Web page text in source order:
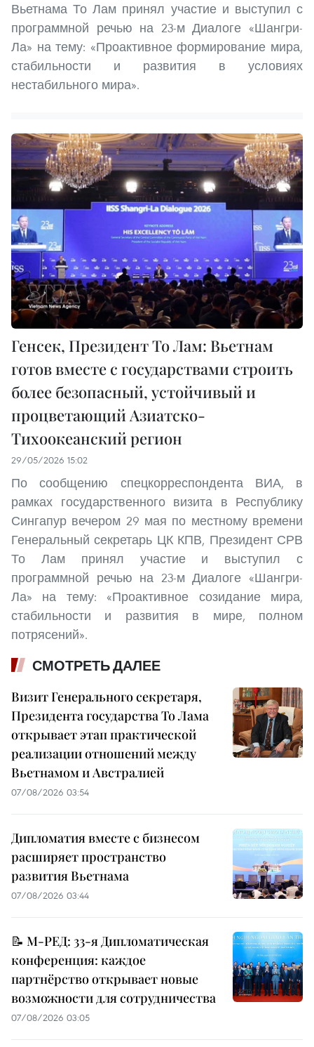
Вьетнама То Лам принял участие и выступил с
программной речью на 23-м Диалоге «Шангри-
Ла» на тему: «Проактивное формирование мира,
стабильности и развития в условиях
нестабильного мира».
Генсек, Президент То Лам: Вьетнам
готов вместе с государствами строить
более безопасный, устойчивый и
процветающий Азиатско-
Тихоокеанский регион
29/05/2026 15:02
По сообщению спецкорреспондента ВИА, в
рамках государственного визита в Республику
Сингапур вечером 29 мая по местному времени
Генеральный секретарь ЦК КПВ, Президент СРВ
То Лам принял участие и выступил с
программной речью на 23-м Диалоге «Шангри-
Ла» на тему: «Проактивное созидание мира,
стабильности и развития в мире, полном
потрясений».
СМОТРЕТЬ ДАЛЕЕ
Визит Генерального секретаря,
Президента государства То Лама
открывает этап практической
реализации отношений между
Вьетнамом и Австралией
07/08/2026 03:54
Дипломатия вместе с бизнесом
расширяет пространство
развития Вьетнама
07/08/2026 03:44
📝 М-РЕД: 33-я Дипломатическая
конференция: каждое
партнёрство открывает новые
возможности для сотрудничества
07/08/2026 03:05